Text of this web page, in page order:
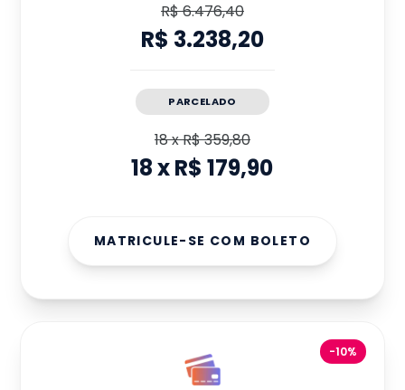
R$ 6.476,40
R$ 3.238,20
PARCELADO
18xR$ 359,80
18xR$ 179,90
MATRICULE-SE COM BOLETO
-10%